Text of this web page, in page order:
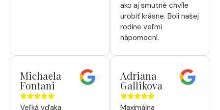
ako aj smutné chvíle
urobiť krásne. Boli našej
rodine veľmi
nápomocní.
Michaela
Fontani
Veľká vďaka
Adriana
Gallikova
Maximálna